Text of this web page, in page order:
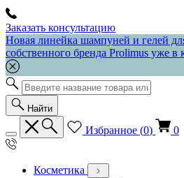
Заказать консультацию
Новая линейка шампуней и гелей
собственного бренда Prolimus уже в
Найти
Избранное (0) 0
Косметика